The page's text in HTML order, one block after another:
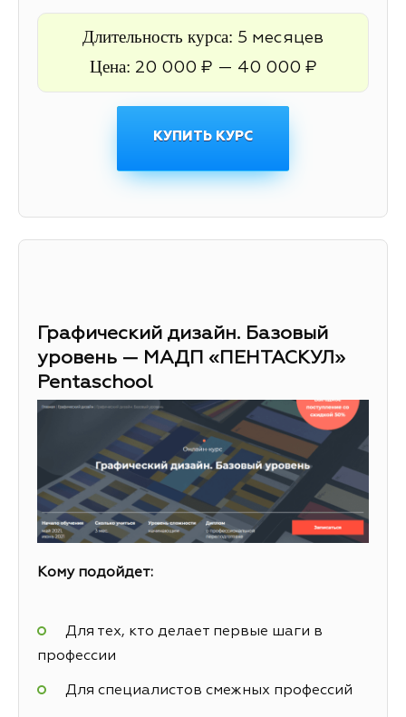
Длительность курса: 5 месяцев
Цена: 20 000 ₽ — 40 000 ₽
КУПИТЬ КУРС
Графический дизайн. Базовый
уровень — МАДП «ПЕНТАСКУЛ»
Pentaschool
Кому подойдет:
Для тех, кто делает первые шаги в
профессии
Для специалистов смежных профессий